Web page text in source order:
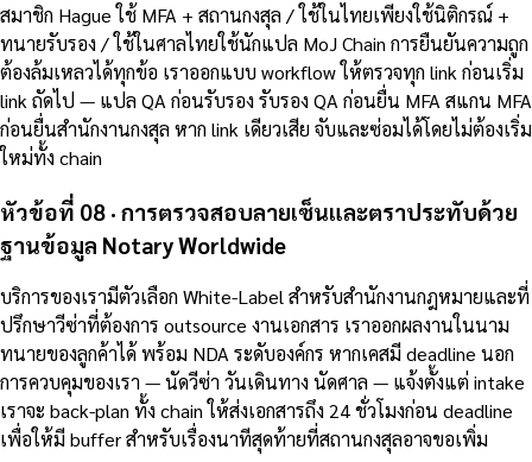
สมาชิก Hague ใช้ MFA + สถานกงสุล / ใช้ในไทยเพียงใช้นิติกรณ์ +
ทนายรับรอง / ใช้ในศาลไทยใช้นักแปล MoJ Chain การยืนยันความถูก
ต้องล้มเหลวได้ทุกข้อ เราออกแบบ workflow ให้ตรวจทุก link ก่อนเริ่ม
link ถัดไป — แปล QA ก่อนรับรอง รับรอง QA ก่อนยื่น MFA สแกน MFA
ก่อนยื่นสำนักงานกงสุล หาก link เดียวเสีย จับและซ่อมได้โดยไม่ต้องเริ่ม
ใหม่ทั้ง chain
หัวข้อที่ 08 · การตรวจสอบลายเซ็นและตราประทับด้วย
ฐานข้อมูล Notary Worldwide
บริการของเรามีตัวเลือก White-Label สำหรับสำนักงานกฎหมายและที่
ปรึกษาวีซ่าที่ต้องการ outsource งานเอกสาร เราออกผลงานในนาม
ทนายของลูกค้าได้ พร้อม NDA ระดับองค์กร หากเคสมี deadline นอก
การควบคุมของเรา — นัดวีซ่า วันเดินทาง นัดศาล — แจ้งตั้งแต่ intake
เราจะ back-plan ทั้ง chain ให้ส่งเอกสารถึง 24 ชั่วโมงก่อน deadline
เพื่อให้มี buffer สำหรับเรื่องนาทีสุดท้ายที่สถานกงสุลอาจขอเพิ่ม